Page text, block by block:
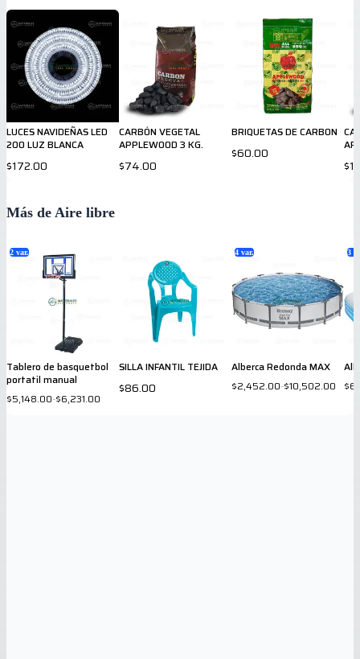
LUCES NAVIDEÑAS LED
200 LUZ BLANCA
$172.00
CARBÓN VEGETAL
APPLEWOOD 3 KG.
$74.00
BRIQUETAS DE CARBON
$60.00
Más de Aire libre
2 var.
Tablero de basquetbol
portatil manual
$5,148.00-$6,231.00
SILLA INFANTIL TEJIDA
$86.00
4 var.
Alberca Redonda MAX
$2,452.00-$10,502.00
3